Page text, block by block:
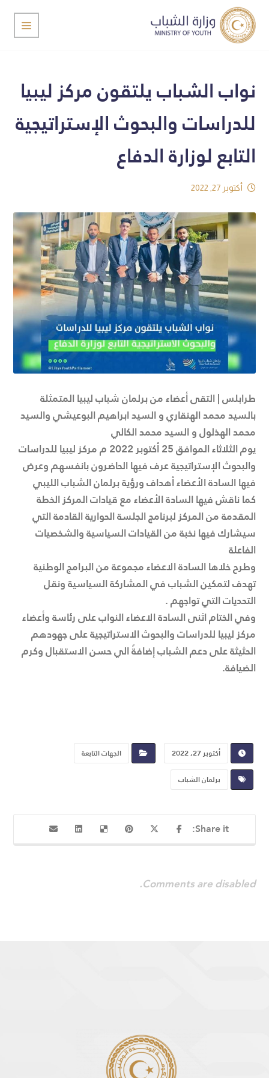
نواب الشباب يلتقون مركز ليبيا
للدراسات والبحوث الإستراتيجية
التابع لوزارة الدفاع
أكتوبر 27, 2022
طرابلس | التقى أعضاء من برلمان شباب ليبيا المتمثلة
بالسيد محمد الهنقاري و السيد ابراهيم البوعيشي والسيد
محمد الهذلول و السيد محمد الكالي
يوم الثلاثاء الموافق 25 أكتوبر 2022 م مركز ليبيا للدراسات
والبحوث الإستراتيجية عرف فيها الحاضرون بانفسهم وعرض
فيها السادة الأعضاء أهداف ورؤية برلمان الشباب الليبي
كما ناقش فيها السادة الأعضاء مع قيادات المركز الخطة
المقدمة من المركز لبرنامج الجلسة الحوارية القادمة التي
سيشارك فيها نخبة من القيادات السياسية والشخصيات
الفاعلة
وطرح خلاها السادة الاعضاء مجموعة من البرامج الوطنية
تهدف لتمكين الشباب في المشاركة السياسية ونقل
التحديات التي تواجهم .
وفي الختام اثنى السادة الاعضاء النواب على رئاسة وأعضاء
مركز ليبيا للدراسات والبحوث الاستراتيجية على جهودهم
الحثيثة على دعم الشباب إضافةً الي حسن الاستقبال وكرم
الضيافة.
أكتوبر 27, 2022
الجهات التابعة
برلمان الشباب
Comments are disabled.